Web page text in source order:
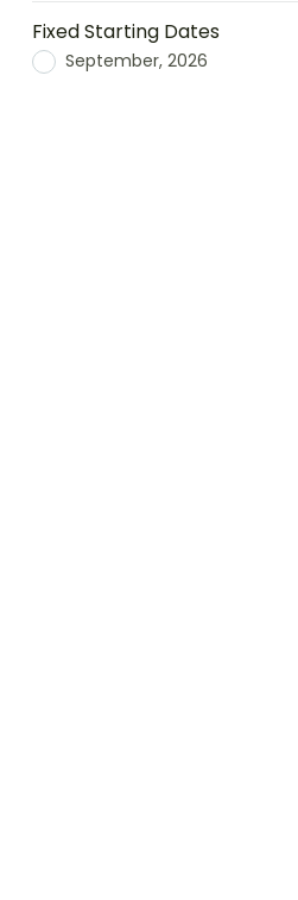
Fixed Starting Dates
September, 2026